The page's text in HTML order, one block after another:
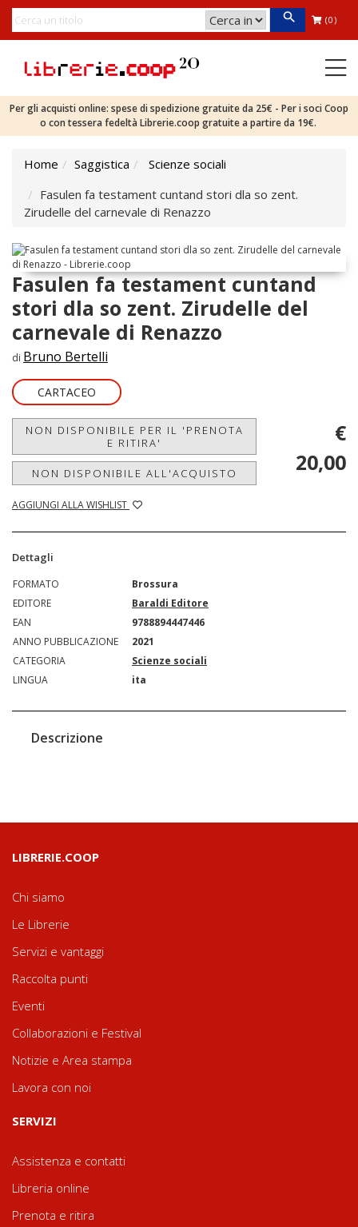
(0)
Per gli acquisti online: spese di spedizione gratuite da 25€ - Per i soci Coop
o con tessera fedeltà Librerie.coop gratuite a partire da 19€.
Home Saggistica
Scienze sociali
Fasulen fa testament cuntand stori dla so zent.
Zirudelle del carnevale di Renazzo
Fasulen fa testament cuntand
stori dla so zent. Zirudelle del
carnevale di Renazzo
di Bruno Bertelli
CARTACEO
NON DISPONIBILE PER IL 'PRENOTA
E RITIRA'
NON DISPONIBILE ALL'ACQUISTO
AGGIUNGI ALLA WISHLIST
€
20,00
Dettagli
FORMATO
Brossura
EDITORE
Baraldi Editore
EAN
9788894447446
ANNO PUBBLICAZIONE
2021
CATEGORIA
Scienze sociali
LINGUA
ita
Descrizione
LIBRERIE.COOP
Chi siamo
Le Librerie
Servizi e vantaggi
Raccolta punti
Eventi
Collaborazioni e Festival
Notizie e Area stampa
Lavora con noi
SERVIZI
Assistenza e contatti
Libreria online
Prenota e ritira